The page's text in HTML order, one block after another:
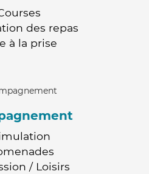
des repas
à la prise
/ Loisirs